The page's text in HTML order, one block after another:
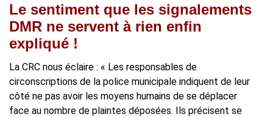
Le sentiment que les signalements
DMR ne servent à rien enfin
expliqué !
La CRC nous éclaire : « Les responsables de
circonscriptions de la police municipale indiquent de leur
côté ne pas avoir les moyens humains de se déplacer
face au nombre de plaintes déposées. Ils précisent se